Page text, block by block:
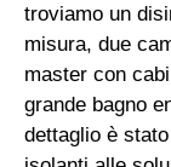
troviamo un
misura, due
master con
grande bagno
dettaglio è